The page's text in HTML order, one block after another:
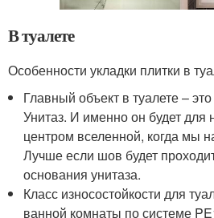
В туалете
Особенности укладки плитки в
Главный объект в туалете –
Унитаз. И именно он будет для
центром вселенной, когда мы
Лучше если шов будет
основания унитаза.
Класс износостойкости для
ванной комнаты по системе